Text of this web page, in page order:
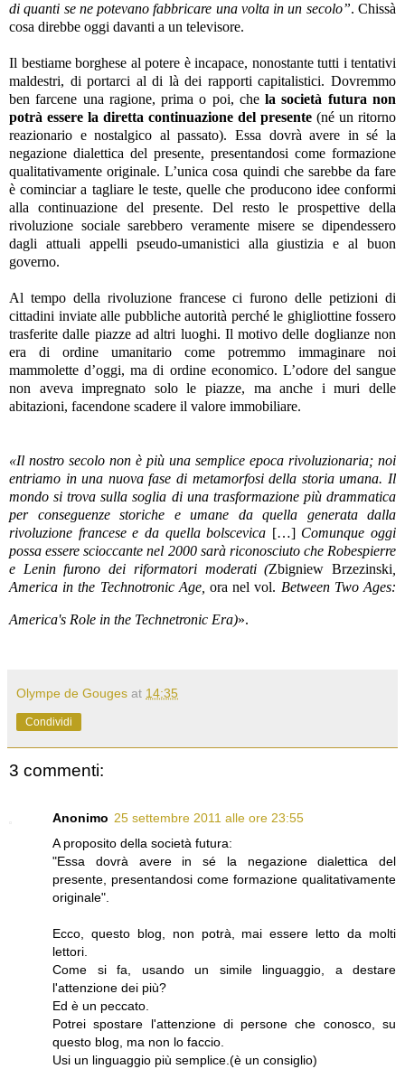
di quanti se ne potevano fabbricare una volta in un secolo”. Chissà
cosa direbbe oggi davanti a un televisore.
Il bestiame borghese al potere è incapace, nonostante tutti i tentativi
maldestri, di portarci al di là dei rapporti capitalistici. Dovremmo
ben farcene una ragione, prima o poi, chela società futura non
potrà essere la diretta continuazione del presente (né un ritorno
reazionario e nostalgico al passato). Essa dovrà avere in sé la
negazione dialettica del presente, presentandosi come formazione
qualitativamente originale. L’unica cosa quindi che sarebbe da fare
è cominciar a tagliare le teste, quelle che producono idee conformi
alla continuazione del presente. Del resto le prospettive della
rivoluzione sociale sarebbero veramente misere se dipendessero
dagli attuali appelli pseudo-umanistici alla giustizia e al buon
governo.
Al tempo della rivoluzione francese ci furono delle petizioni di
cittadini inviate alle pubbliche autorità perché le ghigliottine fossero
trasferite dalle piazze ad altri luoghi. Il motivo delle doglianze non
era di ordine umanitario come potremmo immaginare noi
mammolette d’oggi, ma di ordine economico. L’odore del sangue
non aveva impregnato solo le piazze, ma anche i muri delle
abitazioni, facendone scadere il valore immobiliare.
«Il nostro secolo non è più una semplice epoca rivoluzionaria; noi
entriamo in una nuova fase di metamorfosi della storia umana. Il
mondo si trova sulla soglia di una trasformazione più drammatica
per conseguenze storiche e umane da quella generata dalla
rivoluzione francese e da quella bolscevica […] Comunque oggi
possa essere scioccante nel 2000 sarà riconosciuto che Robespierre
e Lenin furono dei riformatori moderati (Zbigniew Brzezinski
America in the Technotronic Age, ora nel vol. Between Two Ages:
America's Role in the Technetronic Era)».
Olympe de Gouges at 14:35
Condividi
3 commenti:
Anonimo 25 settembre 2011 alle ore 23:55
A proposito della società futura:
"Essa dovrà avere in sé la negazione dialettica del
presente, presentandosi come formazione qualitativamente
originale".
Ecco, questo blog, non potrà, mai essere letto da molti
lettori.
Come si fa, usando un simile linguaggio, a destare
l'attenzione dei più?
Ed è un peccato.
Potrei spostare l'attenzione di persone che conosco, su
questo blog, ma non lo faccio.
Usi un linguaggio più semplice.(è un consiglio)